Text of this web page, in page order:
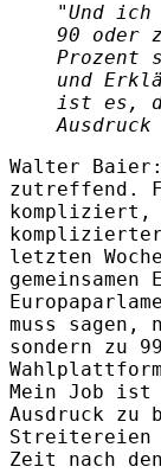
"Und ich
90 oder
Prozent
und
ist es,
Walter Baier
zutreffend.
kompliziert,
letzten
muss
sondern zu
Mein Job ist
Ausdruck zu
Streitereien
Zeit nach